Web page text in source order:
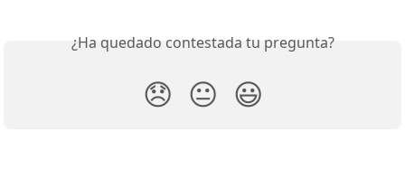
¿Ha quedado contestada tu pregunta?
😞 😐 😃